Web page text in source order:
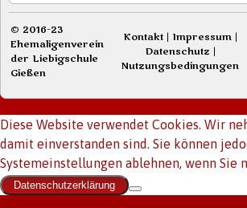
© 2016-23
Ehemaligenverein
der Liebigschule
Gießen
Kontakt | Impressum |
Datenschutz |
Nutzungsbedingungen
Diese Website verwendet Cookies. Wir
damit einverstanden sind. Sie können
Systemeinstellungen ablehnen, wenn Sie
Datenschutzerklärung